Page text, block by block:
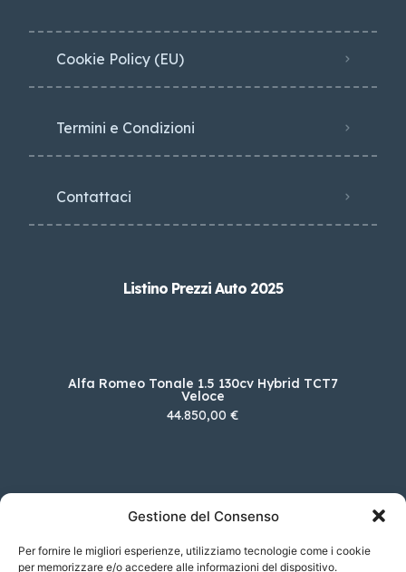
Gestione del Consenso
Per fornire le migliori esperienze, utilizziamo tecnologie come i cookie
per memorizzare e/o accedere alle informazioni del dispositivo.
Cookie Policy (EU)
Termini e Condizioni
Contattaci
Listino Prezzi Auto 2025
Alfa Romeo Tonale 1.5 130cv Hybrid TCT7
Veloce
44.850,00 €
Porsche 718 Boxster 2.0 Boxster T
73.524,00 €